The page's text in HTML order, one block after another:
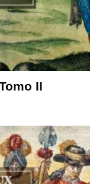
II